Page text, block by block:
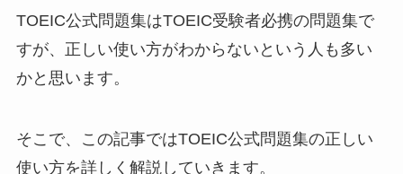
TOEIC公式問題集はTOEIC受験者必携の問題集で
すが、正しい使い方がわからないという人も多い
かと思います。
そこで、この記事ではTOEIC公式問題集の正しい
使い方を詳しく解説していきます。